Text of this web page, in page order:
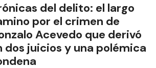
del delito: el largo
por el crimen de
Acevedo que derivó
dos juicios y una polémica